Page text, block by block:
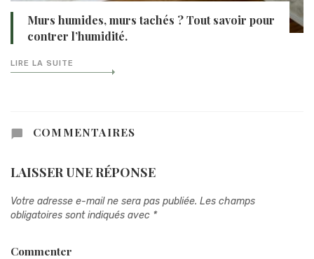
Murs humides, murs tachés ? Tout savoir pour
contrer l’humidité.
LIRE LA SUITE
COMMENTAIRES
LAISSER UNE RÉPONSE
Votre adresse e-mail ne sera pas publiée. Les champs
obligatoires sont indiqués avec *
Commenter